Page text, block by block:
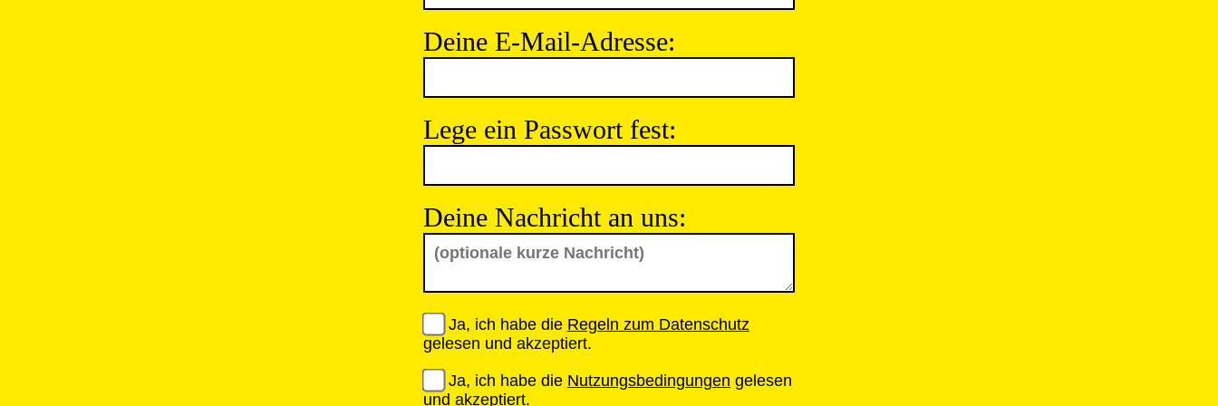
Deine E-Mail-Adresse:
Lege ein Passwort fest:
Deine Nachricht an uns:
Ja, ich habe die Regeln zum Datenschutz
gelesen und akzeptiert.
Ja, ich habe die Nutzungsbedingungen gelesen
und akzeptiert.